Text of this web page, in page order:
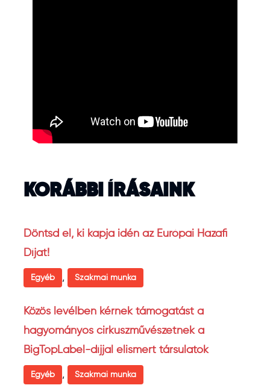
KORÁBBI ÍRÁSAINK
Döntsd el, ki kapja idén az Európai Hazafi
Díjat!
Egyéb , Szakmai munka
Közös levélben kérnek támogatást a
hagyományos cirkuszművészetnek a
BigTopLabel-díjjal elismert társulatok
Egyéb , Szakmai munka